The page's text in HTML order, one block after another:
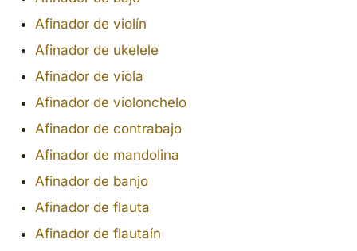
Afinador de violín
Afinador de ukelele
Afinador de viola
Afinador de violonchelo
Afinador de contrabajo
Afinador de mandolina
Afinador de banjo
Afinador de flauta
Afinador de flautaín